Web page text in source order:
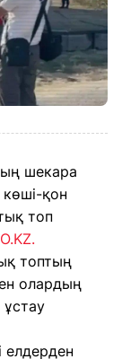
шекара
қон
топ
топтың
олардың
елдерден